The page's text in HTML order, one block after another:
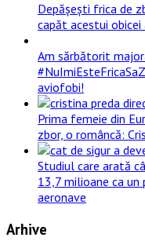
Depășești frica de
capăt acestui
Am sărbătorit
aviofobi!
Prima femeie din
zbor, o româncă:
Studiul care arată
13,7 milioane ca un
aeronave
Arhive